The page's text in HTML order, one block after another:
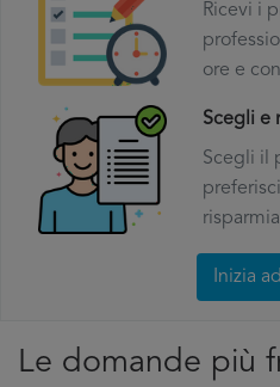
Ricevi i
ore e
Scegli e
Scegli il
Inizia
Le domande più